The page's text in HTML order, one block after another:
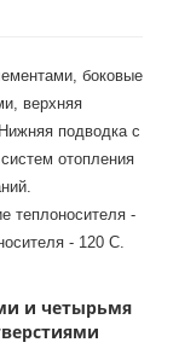
боковые
верхняя
подводка с
отопления
теплоносителя -
- 120 С.
и четырьмя